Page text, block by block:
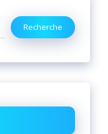
Recherche